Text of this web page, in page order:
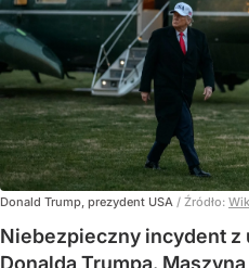
Donald Trump, prezydent USA / Źródło:
Niebezpieczny incydent z
Donalda Trumpa.